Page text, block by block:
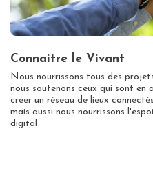
Connaitre le Vivant
Nous nourrissons tous des
nous soutenons ceux qui sont
créer un réseau de lieux
mais aussi nous nourrissons
digital